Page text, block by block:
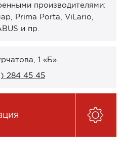
работы
производителями:
Prima Porta, ViLario,
и пр.
1 «Б».
284 45 45